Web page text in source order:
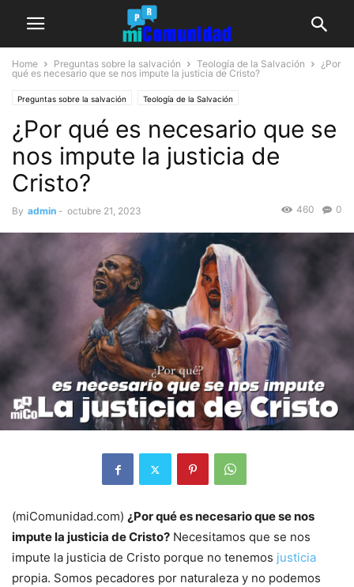
Home Preguntas sobre la salvación Teología de la Salvación
¿Por
qué es necesario que se nos impute la justicia de Cristo?
Preguntas sobre la salvación Teología de la Salvación
¿Por qué es necesario que se
nos impute la justicia de
Cristo?
By admin - octubre 21, 2023 0
460
(miComunidad.com) ¿Por qué es necesario que se nos
impute la justicia de Cristo? Necesitamos que se nos
impute la justicia de Cristo porque no tenemos justicia
propia. Somos pecadores por naturaleza y no podemos